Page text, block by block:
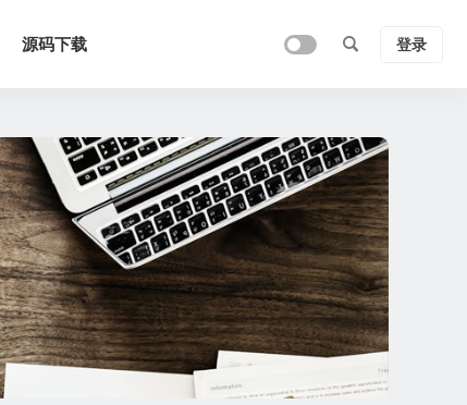
源码下载 登录